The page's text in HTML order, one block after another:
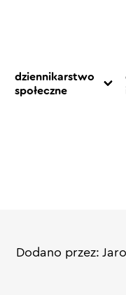
dziennikarstwo
społeczne
Dodano przez: